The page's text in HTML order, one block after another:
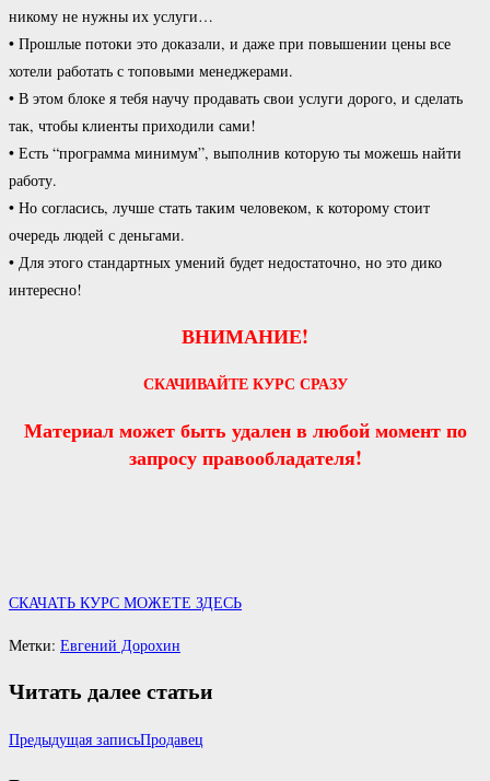
никому не нужны их услуги…
• Прошлые потоки это доказали, и даже при повышении цены все
хотели работать с топовыми менеджерами.
• В этом блоке я тебя научу продавать свои услуги дорого, и сделать
так, чтобы клиенты приходили сами!
• Есть “программа минимум”, выполнив которую ты можешь найти
работу.
• Но согласись, лучше стать таким человеком, к которому стоит
очередь людей с деньгами.
• Для этого стандартных умений будет недостаточно, но это дико
интересно!
ВНИМАНИЕ!
СКАЧИВАЙТЕ КУРС СРАЗУ
Материал может быть удален в любой момент по
запросу правообладателя!
СКАЧАТЬ КУРС МОЖЕТЕ ЗДЕСЬ
Метки: Евгений Дорохин
Читать далее статьи
Предыдущая записьПродавец